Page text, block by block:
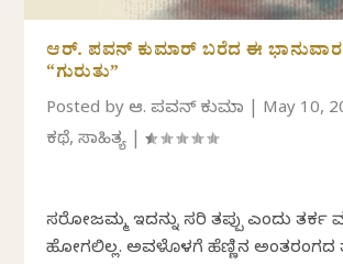
ಆರ್.‌ ಪವನ್‌ ಕುಮಾರ್‌ ಬರೆದ ಈ
“ಗುರುತು”
Posted byಆರ್. ಪವನ್‌ ಕುಮಾರ್‌ May 10,
ಕಥೆ,ಸಾಹಿತ್ಯ |
ಸರೋಜಮ್ಮ ಇದನ್ನು ಸರಿ ತಪ್ಪು ಎಂದು ತರ್ಕ
ಹೋಗಲಿಲ್ಲ. ಅವಳೊಳಗೆ ಹೆಣ್ಣಿನ ಅಂತರಂಗದ